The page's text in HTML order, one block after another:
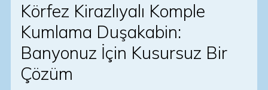
Körfez Kirazlıyalı Komple
Kumlama Duşakabin:
Banyonuz İçin Kusursuz Bir
Çözüm